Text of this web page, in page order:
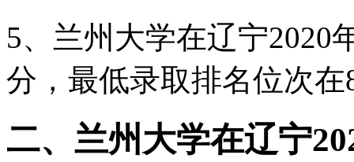
5、兰州大学在辽宁2020
分，最低录取排名位次在
二、兰州大学在辽宁